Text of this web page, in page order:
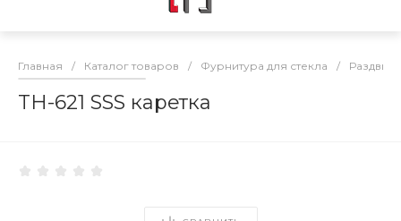
Главная / Каталог товаров / Фурнитура для стекла /
TH-621 SSS каретка